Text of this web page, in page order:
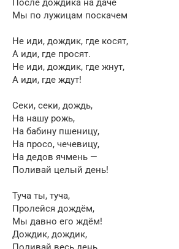
После дождика на даче
Мы по лужицам поскачем
Не иди, дождик, где косят,
А иди, где просят.
Не иди, дождик, где жнут,
А иди, где ждут!
Секи, секи, дождь,
На нашу рожь,
На бабину пшеницу,
На просо, чечевицу,
На дедов ячмень —
Поливай целый день!
Туча ты, туча,
Пролейся дождём,
Мы давно его ждём!
Дождик, дождик,